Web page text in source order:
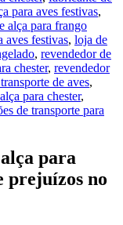
para aves festivas,
alça para frango
aves festivas, loja de
, revendedor de
chester, revendedor
de aves,
para chester,
de transporte para
para
prejuízos no